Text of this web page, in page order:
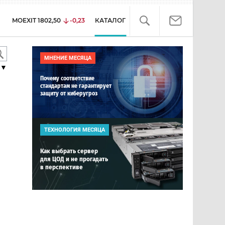
MOEXIT 1802,50 -0,23 КАТАЛОГ
МНЕНИЕ МЕСЯЦА
Почему соответствие
стандартам не гарантирует
защиту от киберугроз
ТЕХНОЛОГИЯ МЕСЯЦА
Как выбрать сервер
для ЦОД и не прогадать
в перспективе